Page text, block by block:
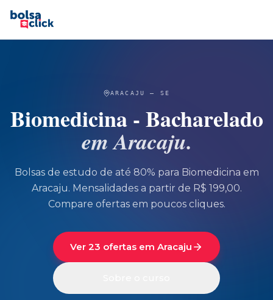
ARACAJU — SE
Biomedicina - Bacharelado
emAracaju.
Bolsas de estudo de até 80% para Biomedicina em
Aracaju. Mensalidades a partir de R$ 199,00.
Compare ofertas em poucos cliques.
Ver 23 ofertas em Aracaju